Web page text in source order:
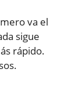
va el
sigue
rápido.